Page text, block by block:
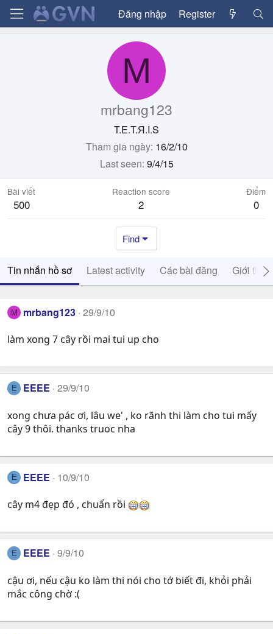
Đăng nhập Register
M
mrbang123
T.E.T.Я.I.S
Tham gia ngày 16/2/10
Last seen 9/4/15
Bài viết
500
Reaction score
2
Điểm
0
Find
Tin nhắn hồ sơ Latest activity Các bài đăng Giới thiệu
M mrbang123 29/9/10
làm xong 7 cây rồi mai tui up cho
E EEEE 29/9/10
xong chưa pác ơi, lâu we' , ko rãnh thi làm cho tui mấy
cây 9 thôi. thanks truoc nha
E EEEE 10/9/10
cây m4 đẹp đó , chuẩn rồi
E EEEE 9/9/10
cậu ơi, nếu cậu ko làm thi nói cho tớ biết đi, khỏi phải
mắc công chờ :(